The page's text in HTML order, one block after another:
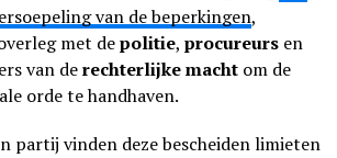
van de beperkingen,
met depolitie, procureurs en
van derechterlijke macht om de
orde te handhaven.
partij vinden deze bescheiden limieten